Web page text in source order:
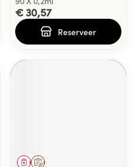
€ 30,57
Reserveer
Op voorschrift
Geneesmiddel